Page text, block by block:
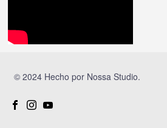
© 2024 Hecho por Nossa Studio.